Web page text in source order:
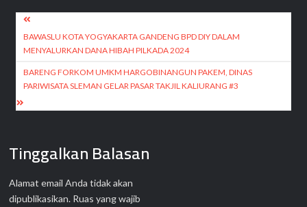
Navigasi
pos
BAWASLU KOTA YOGYAKARTA GANDENG BPD DIY DALAM
MENYALURKAN DANA HIBAH PILKADA 2024
BARENG FORKOM UMKM HARGOBINANGUN PAKEM, DINAS
PARIWISATA SLEMAN GELAR PASAR TAKJIL KALIURANG #3
Tinggalkan Balasan
Alamat email Anda tidak akan
dipublikasikan. Ruas yang wajib